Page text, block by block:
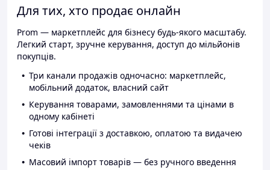
Для тих, хто продає онлайн
Prom — маркетплейс для бізнесу будь-якого масштабу.
Легкий старт, зручне керування, доступ до мільйонів
покупців.
Три канали продажів одночасно: маркетплейс,
мобільний додаток, власний сайт
Керування товарами, замовленнями та цінами в
одному кабінеті
Готові інтеграції з доставкою, оплатою та видачею
чеків
Масовий імпорт товарів — без ручного введення